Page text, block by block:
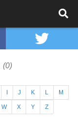
(0)
J K L M
W X Y Z